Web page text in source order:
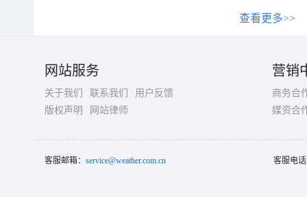
查看更多>>
网站服务
关于我们 联系我们
用户反馈
版权声明
网站律师
营销
商务合
媒资合
客服邮箱： service@weather.com.cn 客服电